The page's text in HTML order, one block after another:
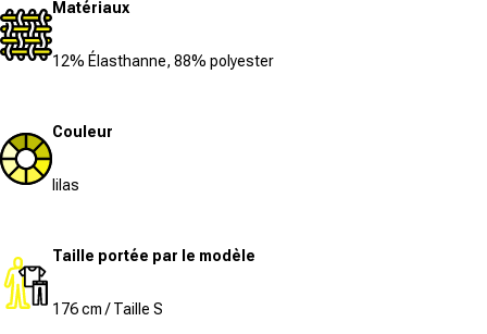
Matériaux
12% Élasthanne, 88% polyester
Couleur
lilas
Taille portée par le modèle
176 cm / Taille S